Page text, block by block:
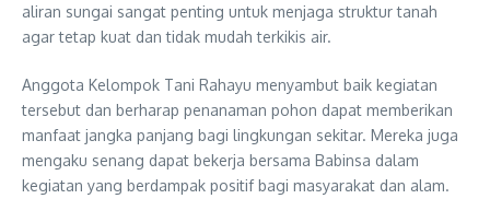
aliran sungai sangat penting untuk menjaga struktur tanah
agar tetap kuat dan tidak mudah terkikis air.
Anggota Kelompok Tani Rahayu menyambut baik kegiatan
tersebut dan berharap penanaman pohon dapat memberikan
manfaat jangka panjang bagi lingkungan sekitar. Mereka juga
mengaku senang dapat bekerja bersama Babinsa dalam
kegiatan yang berdampak positif bagi masyarakat dan alam.